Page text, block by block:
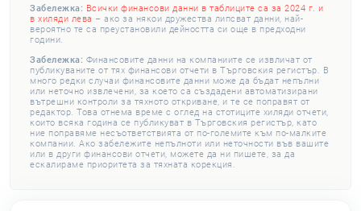
Забележка: Всички финансови данни в таблиците са за 2024 г. и
в хиляди лева – ако за някои дружества липсват данни, най-
вероятно те са преустановили дейността си още в предходни
години.
Забележка: Финансовите данни на компаниите се извличат от
публикуваните от тях финансови отчети в Търговския регистър. В
много редки случаи финансовите данни може да бъдат непълни
или неточно извлечени, за което са създадени автоматизирани
вътрешни контроли за тяхното откриване, и те се поправят от
редактор. Това отнема време с оглед на стотиците хиляди отчети,
които всяка година се публикуват в Търговския регистър, като
ние поправяме несъответствията от по-големите към по-малките
компании. Ако забележите непълноти или неточности във вашите
или в други финансови отчети, можете да ни пишете, за да
ескалираме приоритета за тяхната корекция.